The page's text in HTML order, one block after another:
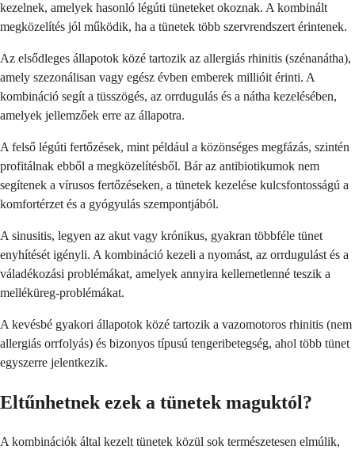
kezelnek, amelyek hasonló légúti tüneteket okoznak. A kombinált
megközelítés jól működik, ha a tünetek több szervrendszert érintenek.
Az elsődleges állapotok közé tartozik az allergiás rhinitis (szénanátha),
amely szezonálisan vagy egész évben emberek millióit érinti. A
kombináció segít a tüsszögés, az orrdugulás és a nátha kezelésében,
amelyek jellemzőek erre az állapotra.
A felső légúti fertőzések, mint például a közönséges megfázás, szintén
profitálnak ebből a megközelítésből. Bár az antibiotikumok nem
segítenek a vírusos fertőzéseken, a tünetek kezelése kulcsfontosságú a
komfortérzet és a gyógyulás szempontjából.
A sinusitis, legyen az akut vagy krónikus, gyakran többféle tünet
enyhítését igényli. A kombináció kezeli a nyomást, az orrdugulást és a
váladékozási problémákat, amelyek annyira kellemetlenné teszik a
melléküreg-problémákat.
A kevésbé gyakori állapotok közé tartozik a vazomotoros rhinitis (nem
allergiás orrfolyás) és bizonyos típusú tengeribetegség, ahol több tünet
egyszerre jelentkezik.
Eltűnhetnek ezek a tünetek maguktól?
A kombinációk által kezelt tünetek közül sok természetesen elmúlik,